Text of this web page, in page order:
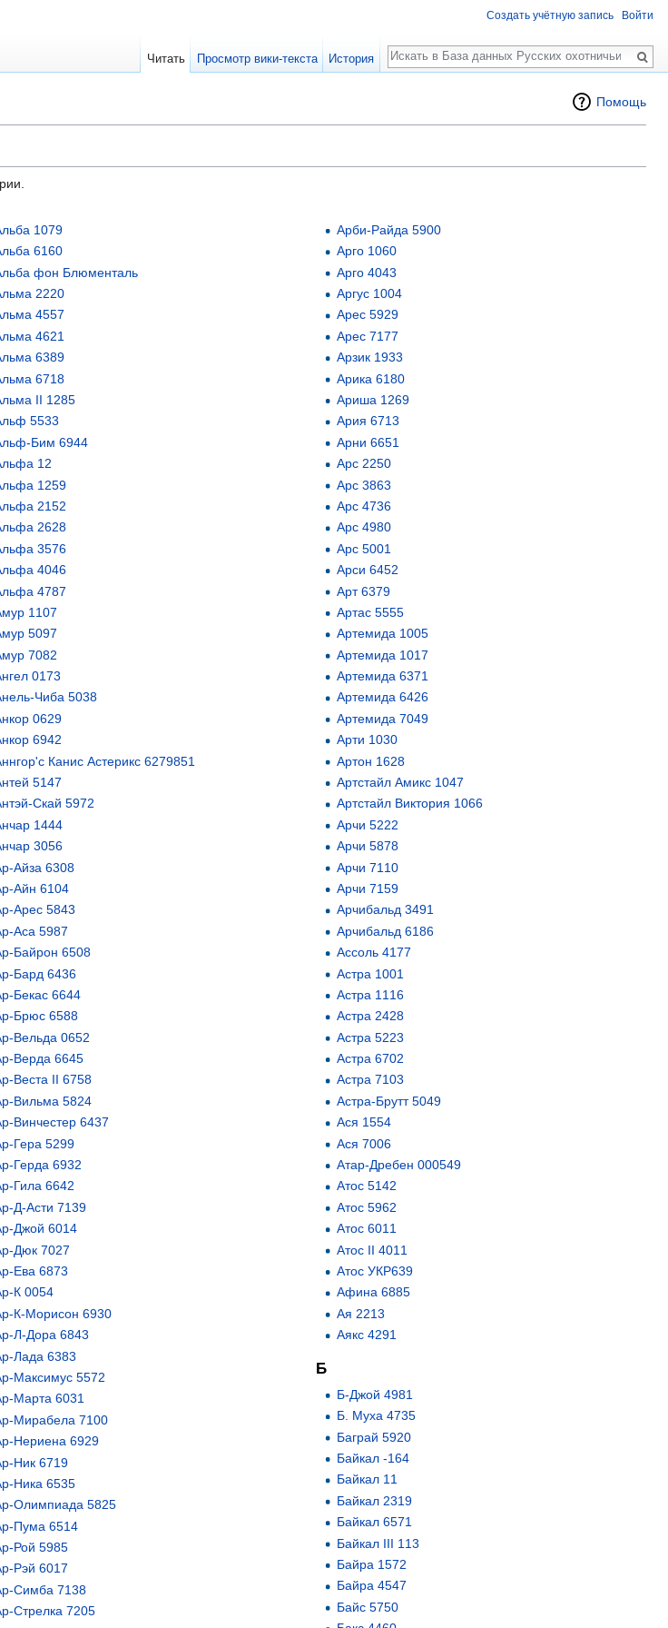
Помощь
1079
6160
фон Блюменталь
2220
4557
4621
6389
6718
II 1285
5533
Бим 6944
12
1259
2152
2628
3576
4046
4787
1107
5097
7082
0173
Чиба 5038
0629
6942
Канис Астерикс 6279851
5147
Скай 5972
1444
3056
Айза 6308
Айн 6104
Арес 5843
Аса 5987
Байрон 6508
Бард 6436
Бекас 6644
Брюс 6588
Вельда 0652
Верда 6645
Веста II 6758
Вильма 5824
Винчестер 6437
Гера 5299
Герда 6932
Гила 6642
Д-Асти 7139
Джой 6014
Дюк 7027
Ева 6873
К 0054
К-Морисон 6930
Л-Дора 6843
Лада 6383
Максимус 5572
Марта 6031
Мирабела 7100
Нериена 6929
Ник 6719
Ника 6535
Олимпиада 5825
Пума 6514
Рой 5985
Рэй 6017
Симба 7138
Стрелка 7205
Арби-Райда 5900
Арго 1060
Арго 4043
Аргус 1004
Арес 5929
Арес 7177
Арзик 1933
Арика 6180
Ариша 1269
Ария 6713
Арни 6651
Арс 2250
Арс 3863
Арс 4736
Арс 4980
Арс 5001
Арси 6452
Арт 6379
Артас 5555
Артемида 1005
Артемида 1017
Артемида 6371
Артемида 6426
Артемида 7049
Арти 1030
Артон 1628
Артстайл Амикс 1047
Артстайл Виктория 1066
Арчи 5222
Арчи 5878
Арчи 7110
Арчи 7159
Арчибальд 3491
Арчибальд 6186
Ассоль 4177
Астра 1001
Астра 1116
Астра 2428
Астра 5223
Астра 6702
Астра 7103
Астра-Брутт 5049
Ася 1554
Ася 7006
Атар-Дребен 000549
Атос 5142
Атос 5962
Атос 6011
Атос II 4011
Атос УКР639
Афина 6885
Ая 2213
Аякс 4291
Б
Б-Джой 4981
Б. Муха 4735
Баграй 5920
Байкал -164
Байкал 11
Байкал 2319
Байкал 6571
Байкал III 113
Байра 1572
Байра 4547
Байс 5750
Создать учётную запись Войти
Читать Просмотр вики-текста История
Поиск